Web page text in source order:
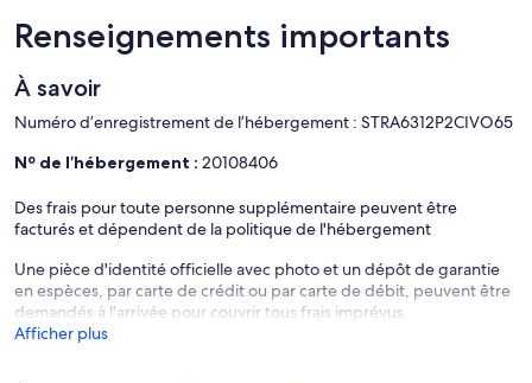
Renseignements importants
À savoir
Numéro d’enregistrement de l’hébergement : STRA6312P2CIVO65
Nº de l’hébergement : 20108406
Des frais pour toute personne supplémentaire peuvent être
facturés et dépendent de la politique de l'hébergement
Une pièce d'identité officielle avec photo et un dépôt de garantie
en espèces, par carte de crédit ou par carte de débit, peuvent être
demandés à l'arrivée pour couvrir tous frais imprévus
Afficher plus